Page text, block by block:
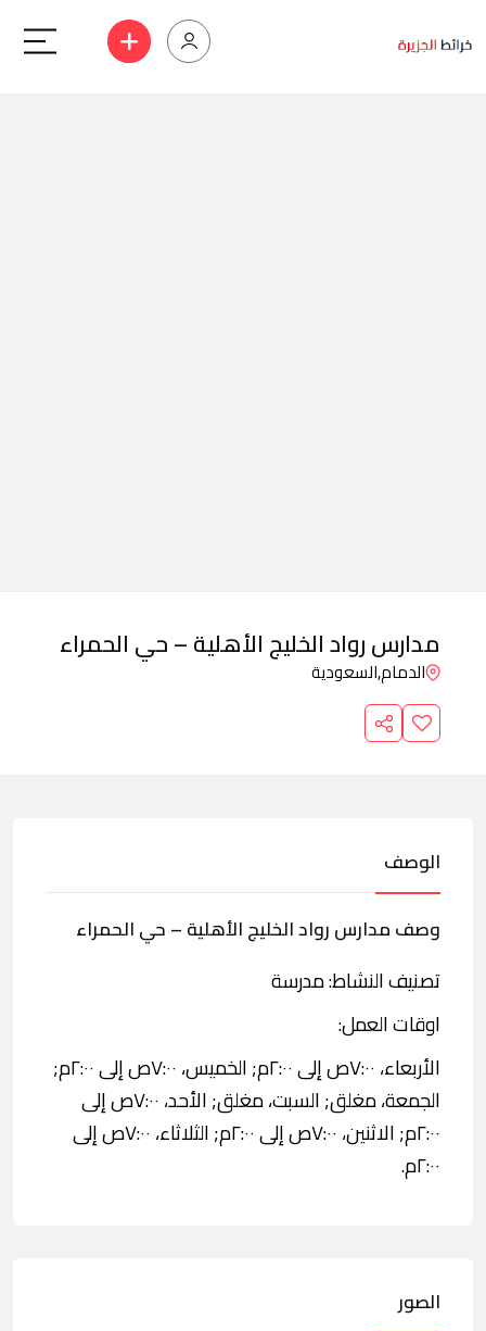
مدارس رواد الخليج الأهلية – حي الحمراء
الدمام,السعودية
الوصف
وصف مدارس رواد الخليج الأهلية – حي الحمراء
تصنيف النشاط: مدرسة
اوقات العمل:
الأربعاء، ٧:٠٠ص إلى ٢:٠٠م; الخميس، ٧:٠٠ص إلى ٢:٠٠م;
الجمعة، مغلق; السبت، مغلق; الأحد، ٧:٠٠ص إلى
٢:٠٠م; الاثنين، ٧:٠٠ص إلى ٢:٠٠م; الثلاثاء، ٧:٠٠ص إلى
٢:٠٠م.
الصور